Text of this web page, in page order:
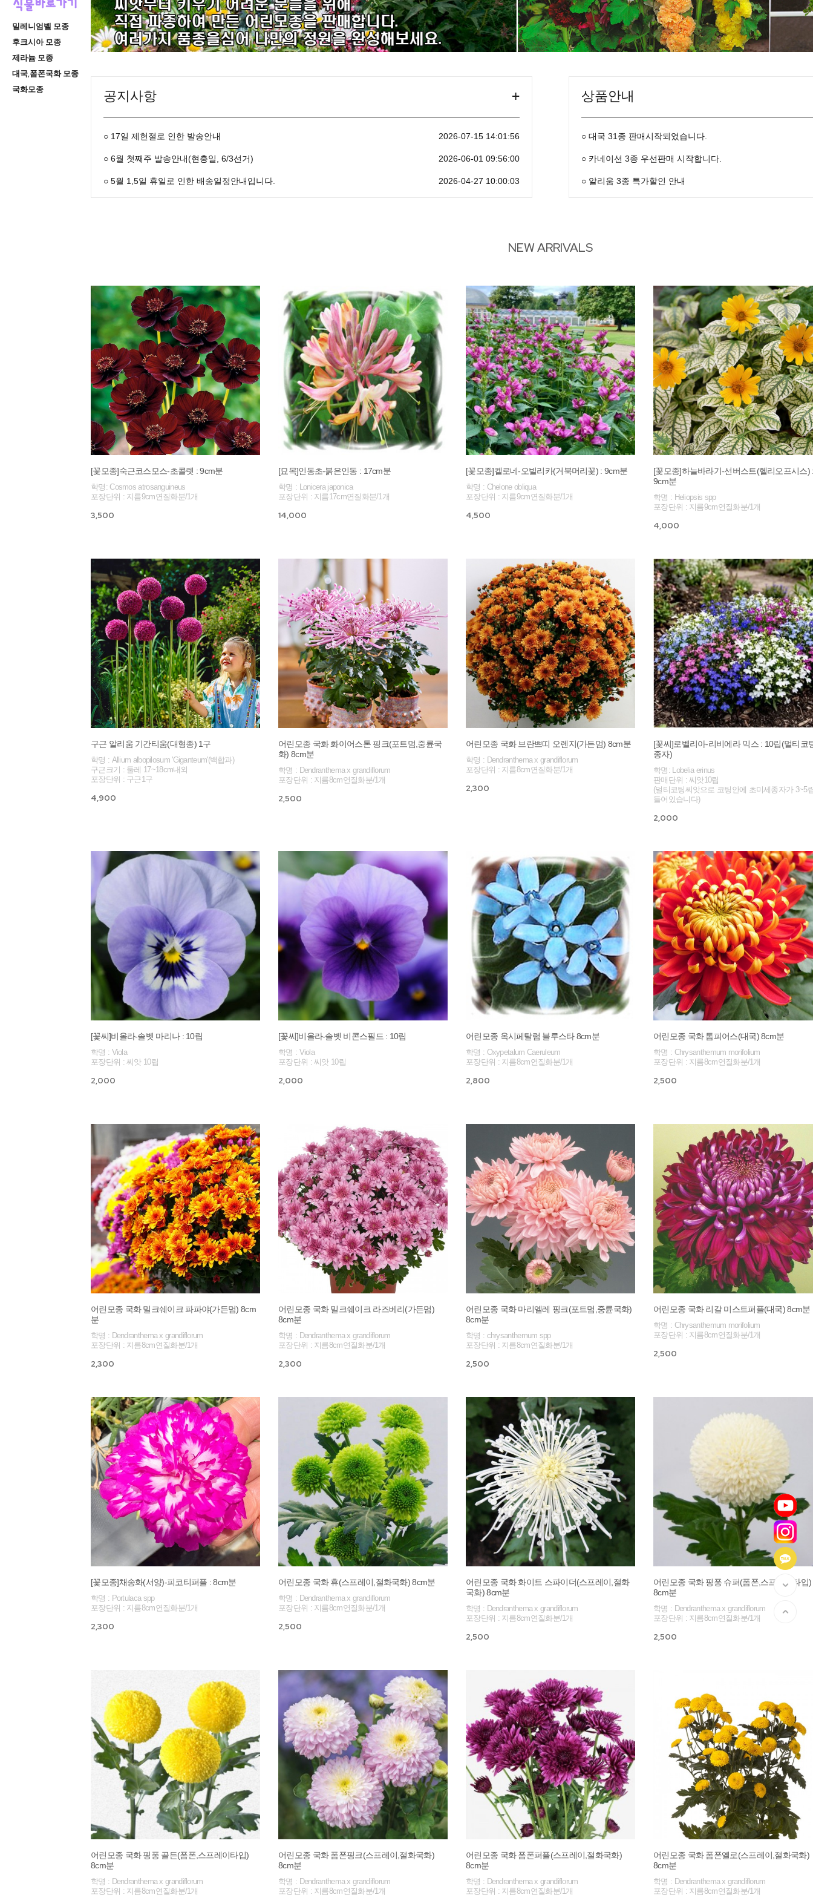
밀레니엄벨 모종
후크시아 모종
제라늄 모종
대국,폼폰국화 모종
국화모종
공지사항 +
○ 17일 제헌절로 인한 발송안내 2026-07-15 14:01:56
○ 6월 첫째주 발송안내(현충일, 6/3선거) 2026-06-01 09:56:00
○ 5월 1,5일 휴일로 인한 배송일정안내입니다. 2026-04-27 10:00:03
상품안내
○ 대국 31종 판매시작되었습니다.
○ 카네이션 3종 우선판매 시작합니다.
○ 알리움 3종 특가할인 안내
NEW ARRIVALS
[꽃모종]숙근코스모스-초콜렛 : 9cm분
학명: Cosmos atrosanguineus
포장단위 : 지름9cm연질화분/1개
3,500
[묘목]인동초-붉은인동 : 17cm분
학명 : Lonicera japonica
포장단위 : 지름17cm연질화분/1개
14,000
[꽃모종]켈로네-오빌리카(거북머리꽃) : 9cm분
학명 : Chelone obliqua
포장단위 : 지름9cm연질화분/1개
4,500
[꽃모종]하늘바라기-선버스트(헬리오프시스)
9cm분
학명 : Heliopsis spp
포장단위 : 지름9cm연질화분/1개
4,000
구근 알리움 기간티움(대형종) 1구
학명 : Allium albopilosum 'Giganteum'(백합과)
구근크기 : 둘레 17~18cm내외
포장단위 : 구근1구
4,900
어린모종 국화 화이어스톤 핑크(포트멈,중륜국
화) 8cm분
학명 : Dendranthema x grandiflorum
포장단위 : 지름8cm연질화분/1개
2,500
어린모종 국화 브란쁘띠 오렌지(가든멈) 8cm분
학명 : Dendranthema x grandiflorum
포장단위 : 지름8cm연질화분/1개
2,300
[꽃씨]로벨리아-리비에라 믹스 : 10립(멀티코
종자)
학명: Lobelia erinus
판매단위 : 씨앗10립
(멀티코팅씨앗으로 코팅안에 초미세종자가 3~5
들어있습니다)
2,000
[꽃씨]비올라-솔벳 마리나 : 10립
학명 : Viola
포장단위 : 씨앗 10립
2,000
[꽃씨]비올라-솔벳 비콘스필드 : 10립
학명 : Viola
포장단위 : 씨앗 10립
2,000
어린모종 옥시페탈럼 블루스타 8cm분
학명 : Oxypetalum Caeruleum
포장단위 : 지름8cm연질화분/1개
2,800
어린모종 국화 톰피어스(대국) 8cm분
학명 : Chrysanthemum morifolium
포장단위 : 지름8cm연질화분/1개
2,500
어린모종 국화 밀크쉐이크 파파야(가든멈) 8cm
분
학명 : Dendranthema x grandiflorum
포장단위 : 지름8cm연질화분/1개
2,300
어린모종 국화 밀크쉐이크 라즈베리(가든멈)
8cm분
학명 : Dendranthema x grandiflorum
포장단위 : 지름8cm연질화분/1개
2,300
어린모종 국화 마리엘레 핑크(포트멈,중륜국화)
8cm분
학명 : chrysanthemum spp
포장단위 : 지름8cm연질화분/1개
2,500
어린모종 국화 리갈 미스트퍼플(대국) 8cm분
학명 : Chrysanthemum morifolium
포장단위 : 지름8cm연질화분/1개
2,500
[꽃모종]채송화(서양)-피코티퍼플 : 8cm분
학명 : Portulaca spp
포장단위 : 지름8cm연질화분/1개
2,300
어린모종 국화 휴(스프레이,절화국화) 8cm분
학명 : Dendranthema x grandiflorum
포장단위 : 지름8cm연질화분/1개
2,500
어린모종 국화 화이트 스파이더(스프레이,절화
국화) 8cm분
학명 : Dendranthema x grandiflorum
포장단위 : 지름8cm연질화분/1개
2,500
어린모종 국화 핑퐁 슈퍼(폼폰,스프레이타입)
8cm분
학명 : Dendranthema x grandiflorum
포장단위 : 지름8cm연질화분/1개
2,500
어린모종 국화 핑퐁 골든(폼폰,스프레이타입)
8cm분
학명 : Dendranthema x grandiflorum
포장단위 : 지름8cm연질화분/1개
어린모종 국화 폼폰핑크(스프레이,절화국화)
8cm분
학명 : Dendranthema x grandiflorum
포장단위 : 지름8cm연질화분/1개
어린모종 국화 폼폰퍼플(스프레이,절화국화)
8cm분
학명 : Dendranthema x grandiflorum
포장단위 : 지름8cm연질화분/1개
어린모종 국화 폼폰옐로(스프레이,절화국화)
8cm분
학명 : Dendranthema x grandiflorum
포장단위 : 지름8cm연질화분/1개